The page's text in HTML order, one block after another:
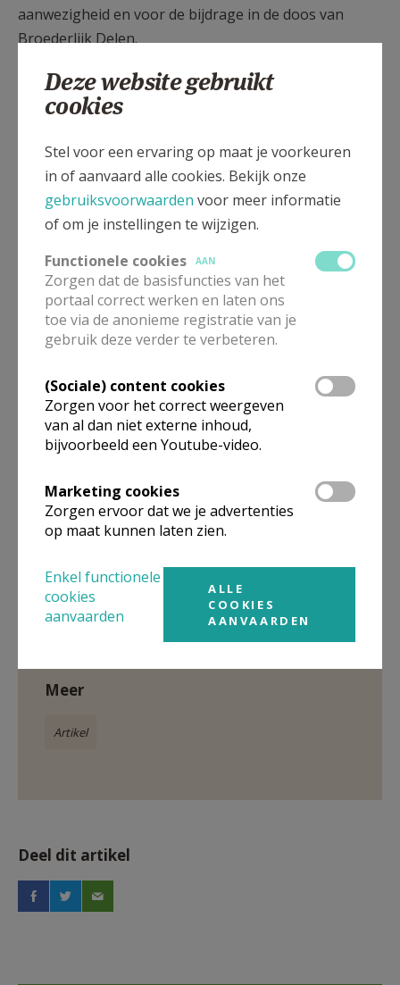
aanwezigheid en voor de bijdrage in de doos van
Broederlijk Delen.
Maar vooral een hartelijk dankjewel aan alle helpers,
groot en klein, in de zaal en achter de schermen (in
worden door met velen samen te werken. Dankjewel!
Tekst en foto's: MDR
Heultje voert actie © MDR
Gepubliceerd door
Meer
Artikel
Deel dit artikel
Deze website gebruikt
cookies
Stel voor een ervaring op maat je voorkeuren
in of aanvaard alle cookies. Bekijk onze
gebruiksvoorwaarden voor meer informatie
of om je instellingen te wijzigen.
Functionele cookies
AAN
Zorgen dat de basisfuncties van het
portaal correct werken en laten ons
toe via de anonieme registratie van je
gebruik deze verder te verbeteren.
(Sociale) content cookies
Zorgen voor het correct weergeven
van al dan niet externe inhoud,
bijvoorbeeld een Youtube-video.
Marketing cookies
Zorgen ervoor dat we je advertenties
op maat kunnen laten zien.
Enkel functionele
cookies
aanvaarden
ALLE
COOKIES
AANVAARDEN